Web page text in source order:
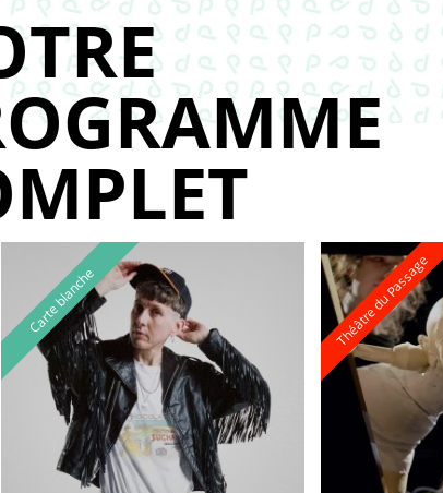
Carte blanche Théâtre du Passage